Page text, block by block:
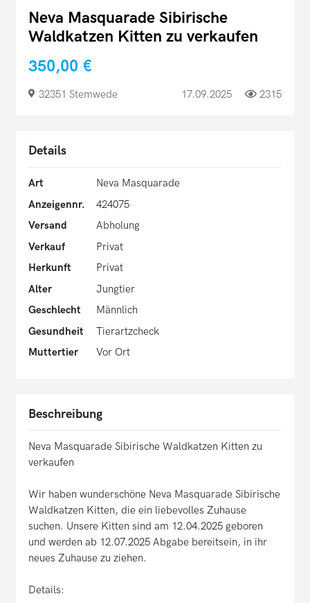
Neva Masquarade Sibirische
Waldkatzen Kitten zu verkaufen
350,00 €
32351 Stemwede 17.09.2025 2315
Details
Art
Neva Masquarade
Anzeigennr.
424075
Versand
Abholung
Verkauf
Privat
Herkunft
Privat
Alter
Jungtier
Geschlecht
Männlich
Gesundheit
Tierartzcheck
Muttertier
Vor Ort
Beschreibung
Neva Masquarade Sibirische Waldkatzen Kitten zu
verkaufen
Wir haben wunderschöne Neva Masquarade Sibirische
Waldkatzen Kitten, die ein liebevolles Zuhause
suchen. Unsere Kitten sind am 12.04.2025 geboren
und werden ab 12.07.2025 Abgabe bereitsein, in ihr
neues Zuhause zu ziehen.
Details: